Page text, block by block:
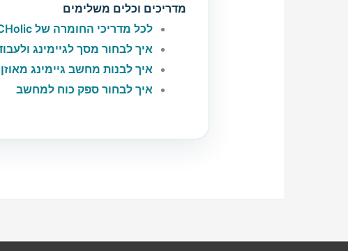
מדריכים וכלים משלימים
לכל מדריכי החומרה של PCHolic
איך לבחור מסך לגיימינג
איך לבנות מחשב גיימינג
איך לבחור ספק כוח למחשב